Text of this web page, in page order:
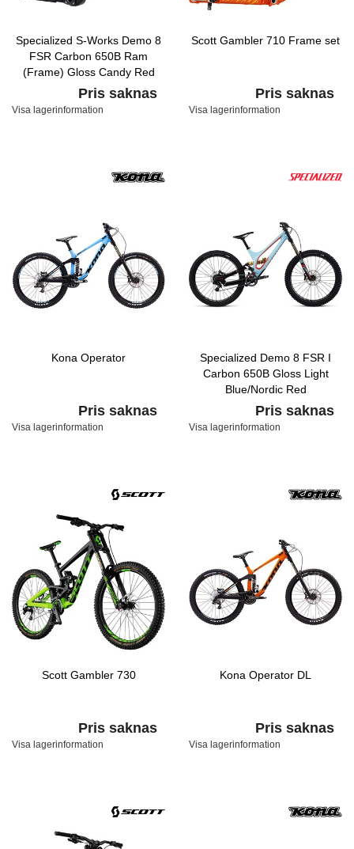
Specialized S-Works Demo 8
FSR Carbon 650B Ram
(Frame) Gloss Candy Red
Fade/Black/Hyper
Pris saknas
Visa lagerinformation
Scott Gambler 710 Frame set
Pris saknas
Visa lagerinformation
Kona Operator
Pris saknas
Visa lagerinformation
Specialized Demo 8 FSR I
Carbon 650B Gloss Light
Blue/Nordic Red
Pris saknas
Visa lagerinformation
Scott Gambler 730
Pris saknas
Visa lagerinformation
Kona Operator DL
Pris saknas
Visa lagerinformation